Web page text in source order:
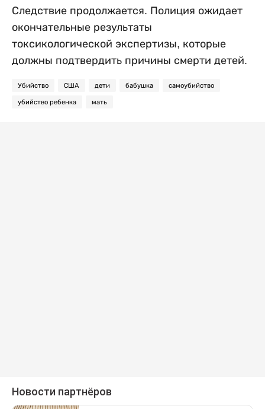
Следствие продолжается. Полиция ожидает
окончательные результаты
токсикологической экспертизы, которые
должны подтвердить причины смерти детей.
Убийство США дети бабушка самоубийство
убийство ребенка мать